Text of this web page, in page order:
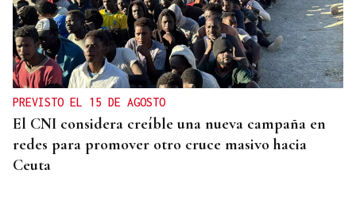
PREVISTO EL 15 DE AGOSTO
El CNI considera creíble una nueva campaña en
redes para promover otro cruce masivo hacia
Ceuta